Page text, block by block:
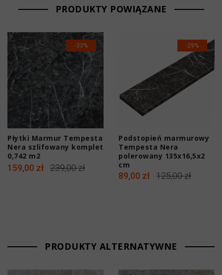
PRODUKTY POWIĄZANE
-33%
Płytki Marmur Tempesta
Nera szlifowany komplet
0,742 m2
159,00 zł 239,00 zł
-29%
Podstopień marmurowy
Tempesta Nera
polerowany 135x16,5x2
cm
89,00 zł 125,00 zł
PRODUKTY ALTERNATYWNE